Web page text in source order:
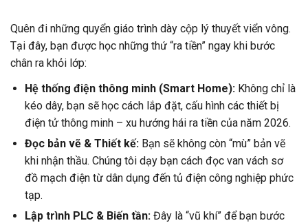
Quên đi những quyển giáo trình dày cộp lý thuyết viển vông.
Tại đây, bạn được học những thứ “ra tiền” ngay khi bước
chân ra khỏi lớp:
Hệ thống điện thông minh (Smart Home):Không chỉ là
kéo dây, bạn sẽ học cách lắp đặt, cấu hình các thiết bị
điện tử thông minh – xu hướng hái ra tiền của năm 2026.
Đọc bản vẽ & Thiết kế:Bạn sẽ không còn “mù” bản vẽ
khi nhận thầu. Chúng tôi dạy bạn cách đọc van vách sơ
đồ mạch điện từ dân dụng đến tủ điện công nghiệp phức
tạp.
Lập trình PLC & Biến tần:Đây là “vũ khí” để bạn bước